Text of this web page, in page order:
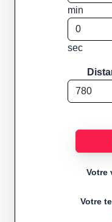
min
sec
Votre
Votre